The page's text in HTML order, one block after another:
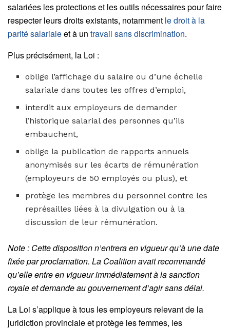
salariées les protections et les outils nécessaires pour faire
respecter leurs droits existants, notamment le droit à la
parité salarialeet à un travail sans discrimination.
Plus précisément, la Loi :
oblige l’affichage du salaire ou d’une échelle
salariale dans toutes les offres d’emploi,
interdit aux employeurs de demander
l’historique salarial des personnes qu’ils
embauchent,
oblige la publication de rapports annuels
anonymisés sur les écarts de rémunération
(employeurs de 50 employés ou plus), et
protège les membres du personnel contre les
représailles liées à la divulgation ou à la
discussion de leur rémunération.
Note : Cette disposition n’entrera en vigueur qu’à une date
fixée par proclamation. La Coalition avait recommandé
qu’elle entre en vigueur immédiatement à la sanction
royale et demande au gouvernement d’agir sans délai.
La Loi s’applique à tous les employeurs relevant de la
juridiction provinciale et protège les femmes, les